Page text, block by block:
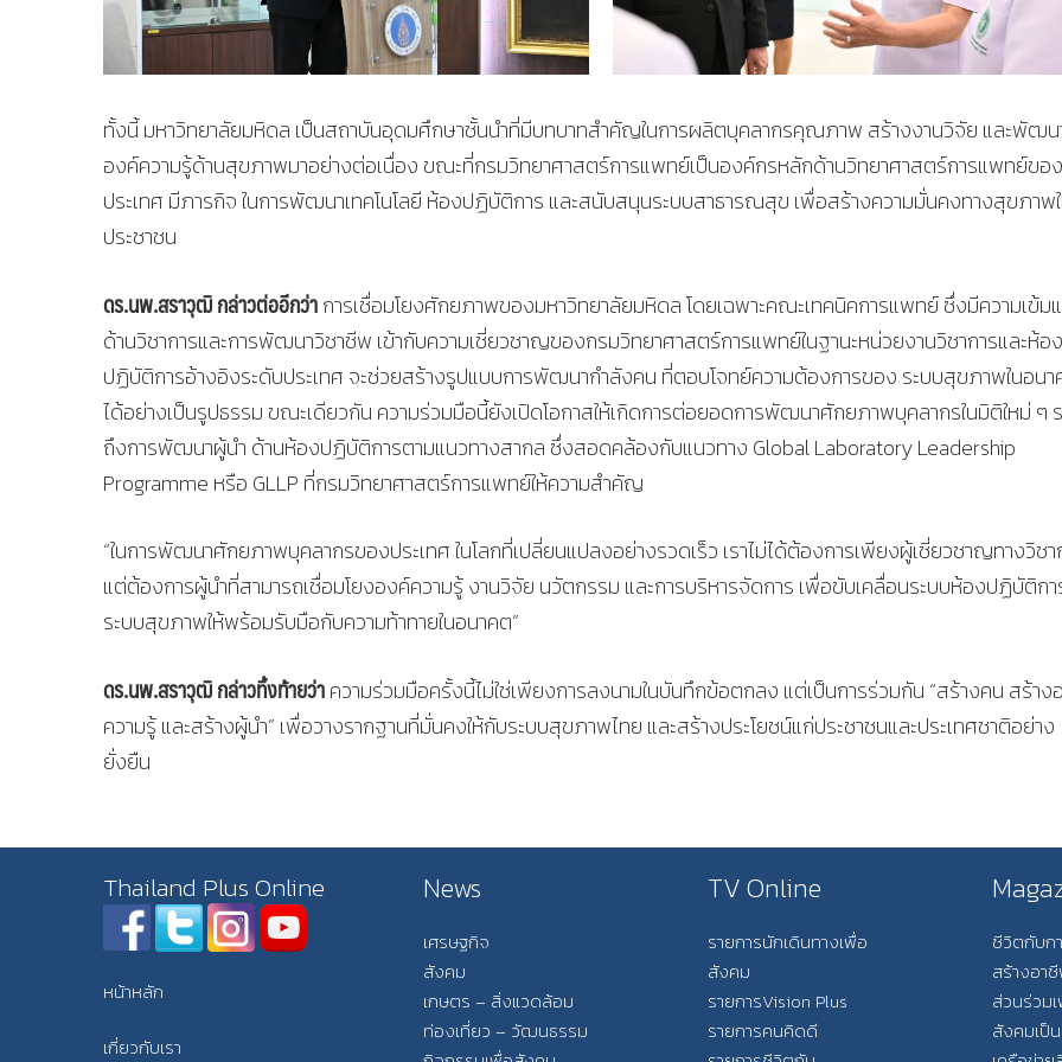
ทั้งนี้ มหาวิทยาลัยมหิดล เป็นสถาบันอุดมศึกษาชั้นนำที่มีบทบาทสำคัญในการผลิตบุคลากรคุณภาพ สร้างงานวิจัย และพัฒน
องค์ความรู้ด้านสุขภาพมาอย่างต่อเนื่อง ขณะที่กรมวิทยาศาสตร์การแพทย์เป็นองค์กรหลักด้านวิทยาศาสตร์การแพทย์ของ
ประเทศ มีภารกิจ ในการพัฒนาเทคโนโลยี ห้องปฏิบัติการ และสนับสนุนระบบสาธารณสุข เพื่อสร้างความมั่นคงทางสุขภาพ
ประชาชน
ดร.นพ.สราวุฒิ กล่าวต่ออีกว่าการเชื่อมโยงศักยภาพของมหาวิทยาลัยมหิดล โดยเฉพาะคณะเทคนิคการแพทย์ ซึ่งมีความเข้ม
ด้านวิชาการและการพัฒนาวิชาชีพ เข้ากับความเชี่ยวชาญของกรมวิทยาศาสตร์การแพทย์ในฐานะหน่วยงานวิชาการและห้อง
ปฏิบัติการอ้างอิงระดับประเทศ จะช่วยสร้างรูปแบบการพัฒนากำลังคน ที่ตอบโจทย์ความต้องการของ ระบบสุขภาพในอน
ได้อย่างเป็นรูปธรรม ขณะเดียวกัน ความร่วมมือนี้ยังเปิดโอกาสให้เกิดการต่อยอดการพัฒนาศักยภาพบุคลากรในมิติใหม่ ๆ
ถึงการพัฒนาผู้นำ ด้านห้องปฏิบัติการตามแนวทางสากล ซึ่งสอดคล้องกับแนวทาง Global Laboratory Leadership
Programme หรือ GLLP ที่กรมวิทยาศาสตร์การแพทย์ให้ความสำคัญ
“ในการพัฒนาศักยภาพบุคลากรของประเทศ ในโลกที่เปลี่ยนแปลงอย่างรวดเร็ว เราไม่ได้ต้องการเพียงผู้เชี่ยวชาญทางวิชา
แต่ต้องการผู้นำที่สามารถเชื่อมโยงองค์ความรู้ งานวิจัย นวัตกรรม และการบริหารจัดการ เพื่อขับเคลื่อนระบบห้องปฏิบัติกา
ระบบสุขภาพให้พร้อมรับมือกับความท้าทายในอนาคต”
ดร.นพ.สราวุฒิ กล่าวทิ้งท้ายว่าความร่วมมือครั้งนี้ไม่ใช่เพียงการลงนามในบันทึกข้อตกลง แต่เป็นการร่วมกัน “สร้างคน สร้าง
ความรู้ และสร้างผู้นำ” เพื่อวางรากฐานที่มั่นคงให้กับระบบสุขภาพไทย และสร้างประโยชน์แก่ประชาชนและประเทศชาติอย่าง
ยั่งยืน
Thailand Plus Online
หน้าหลัก
เกี่ยวกับเรา
News
เศรษฐกิจ
สังคม
เกษตร – สิ่งแวดล้อม
ท่องเที่ยว – วัฒนธรรม
TV Online
รายการนักเดินทางเพื่อ
สังคม
รายการVision Plus
รายการคนคิดดี
ชีวิตกับก
สร้างอา
ส่วนร่วม
สังคมเป็